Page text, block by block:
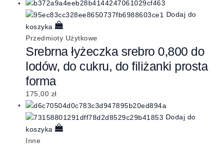
Dodaj do
koszyka
Przedmioty Użytkowe
Srebrna łyżeczka srebro 0,800 do
lodów, do cukru, do filiżanki prosta
forma
175,00 zł
Dodaj do
koszyka
Inne